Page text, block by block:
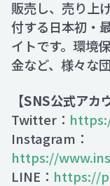
販売し、売り上
付する日本初・
イトです。環境
金など、様々な
【SNS公式アカ
Twitter：
Instagram：
https://
LINE： https://